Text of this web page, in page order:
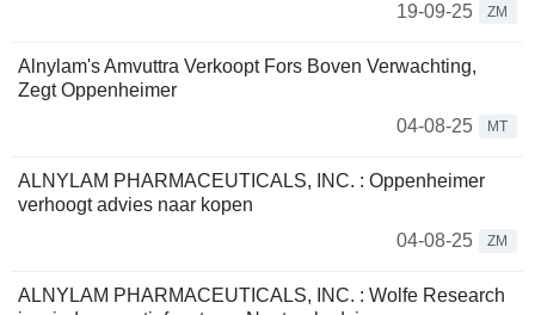
19-09-25
ZM
Alnylam's Amvuttra Verkoopt Fors Boven Verwachting,
Zegt Oppenheimer
04-08-25
MT
ALNYLAM PHARMACEUTICALS, INC. : Oppenheimer
verhoogt advies naar kopen
04-08-25
ZM
ALNYLAM PHARMACEUTICALS, INC. : Wolfe Research